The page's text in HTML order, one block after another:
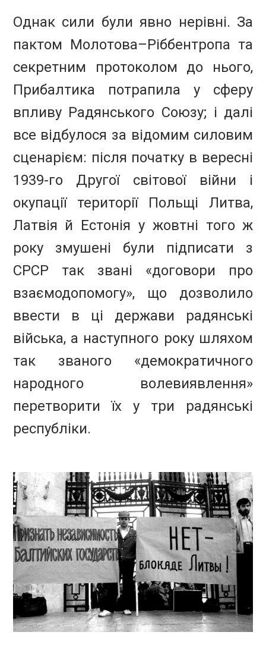
Однак сили були явно нерівні. За
пактом Молотова–Ріббентропа та
секретним протоколом до нього,
Прибалтика потрапила у сферу
впливу Радянського Союзу; і далі
все відбулося за відомим силовим
сценарієм: після початку в вересні
1939-го Другої світової війни і
окупації території Польщі Литва,
Латвія й Естонія у жовтні того ж
року змушені були підписати з
СРСР так звані «договори про
взаємодопомогу», що дозволило
ввести в ці держави радянські
війська, а наступного року шляхом
так званого «демократичного
народного волевиявлення»
перетворити їх у три радянські
республіки.